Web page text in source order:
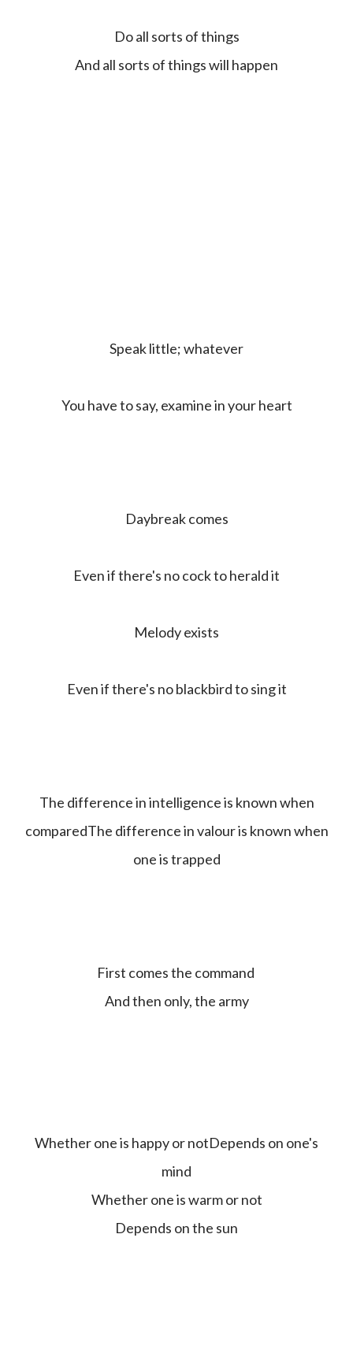
Do all sorts of things
And all sorts of things will happen
Speak little; whatever
You have to say, examine in your heart
Daybreak comes
Even if there's no cock to herald it
Melody exists
Even if there's no blackbird to sing it
The difference in intelligence is known when
comparedThe difference in valour is known when
one is trapped
First comes the command
And then only, the army
Whether one is happy or notDepends on one's
mind
Whether one is warm or not
Depends on the sun